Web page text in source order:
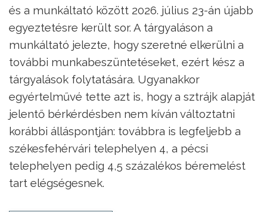
és a munkáltató között 2026. július 23-án újabb
egyeztetésre került sor. A tárgyaláson a
munkáltató jelezte, hogy szeretné elkerülni a
további munkabeszüntetéseket, ezért kész a
tárgyalások folytatására. Ugyanakkor
egyértelművé tette azt is, hogy a sztrájk alapját
jelentő bérkérdésben nem kíván változtatni
korábbi álláspontján: továbbra is legfeljebb a
székesfehérvári telephelyen 4, a pécsi
telephelyen pedig 4,5 százalékos béremelést
tart elégségesnek.